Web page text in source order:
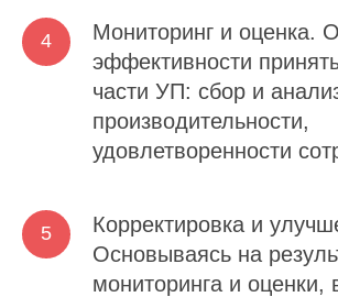
Мониторинг и оценка.
эффективности
части УП: сбор и
производительности,
удовлетворенности
Корректировка и
Основываясь на
мониторинга и оценки,